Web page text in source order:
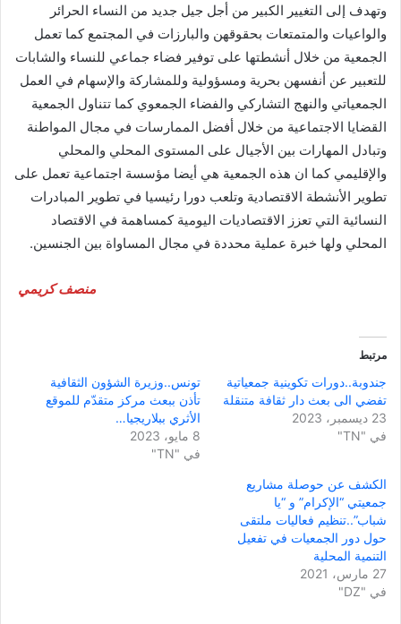
وتهدف إلى التغيير الكبير من أجل جيل جديد من النساء الحرائر
والواعيات والمتمتعات بحقوقهن والبارزات في المجتمع كما تعمل
الجمعية من خلال أنشطتها على توفير فضاء جماعي للنساء والشابات
للتعبير عن أنفسهن بحرية ومسؤولية وللمشاركة والإسهام في العمل
الجمعياتي والنهج التشاركي والفضاء الجمعوي كما تتناول الجمعية
القضايا الاجتماعية من خلال أفضل الممارسات في مجال المواطنة
وتبادل المهارات بين الأجيال على المستوى المحلي والمحلي
والإقليمي كما ان هذه الجمعية هي أيضا مؤسسة اجتماعية تعمل على
تطوير الأنشطة الاقتصادية وتلعب دورا رئيسيا في تطوير المبادرات
النسائية التي تعزز الاقتصاديات اليومية كمساهمة في الاقتصاد
المحلي ولها خبرة عملية محددة في مجال المساواة بين الجنسين.
منصف كريمي
مرتبط
جندوبة..دورات تكوينية جمعياتية
تفضي الى بعث دار ثقافة متنقلة
23 ديسمبر، 2023
في "TN"
تونس..وزيرة الشؤون الثقافية
تأذن ببعث مركز متقدّم للموقع
الأثري ببلاريجيا…
8 مايو، 2023
في "TN"
الكشف عن حوصلة مشاريع
جمعيتي “الإكرام” و “يا
شباب”..تنظيم فعاليات ملتقى
حول دور الجمعيات في تفعيل
التنمية المحلية
27 مارس، 2021
في "DZ"